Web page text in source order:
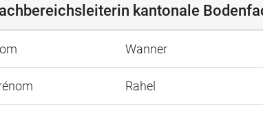
kantonale
Wanner
Rahel